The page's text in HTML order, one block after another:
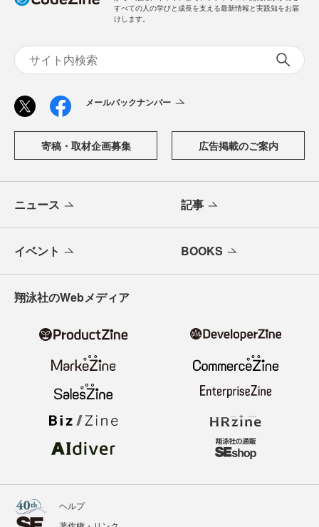
すべての人の学びと成長を支える最新情報と実践知をお届
けします。
メールバックナンバー
寄稿・取材企画募集 広告掲載のご案内
ニュース 記事
イベント BOOKS
翔泳社のWebメディア
ヘルプ